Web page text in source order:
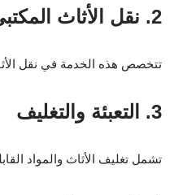
2. نقل الأثاث المكتبي
تتخصص هذه الخدمة في نقل
3. التعبئة والتغليف
تشمل تغليف الأثاث والمواد